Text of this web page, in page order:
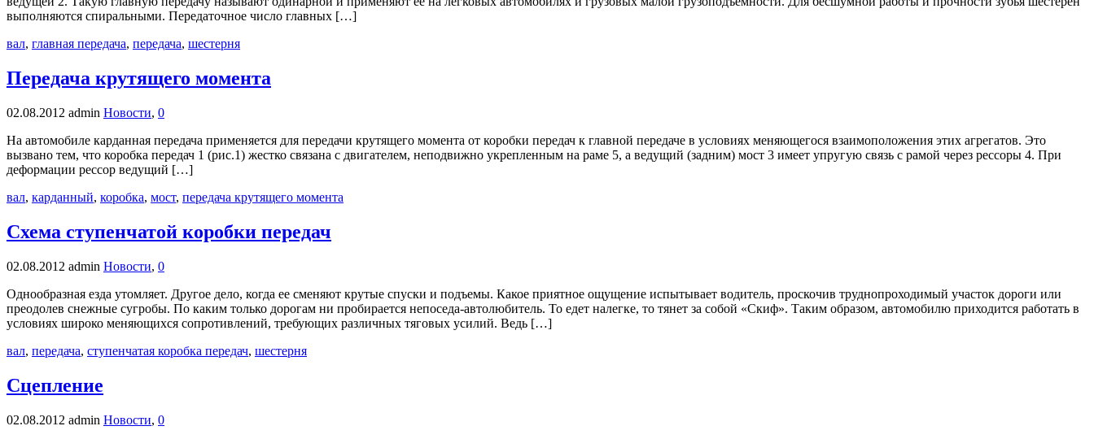
выполняются спиральными. Передаточное число главных […]
вал, главная передача, передача, шестерня
Передача крутящего момента
02.08.2012 admin Новости, 0
На автомобиле карданная передача применяется для передачи крутящего момента от коробки передач к главной передаче в условиях меняющегося взаимоположения этих агрегатов. Это
вызвано тем, что коробка передач 1 (рис.1) жестко связана с двигателем, неподвижно укрепленным на раме 5, а ведущий (задним) мост 3 имеет упругую связь с рамой через рессоры 4. При
деформации рессор ведущий […]
вал, карданный, коробка, мост, передача крутящего момента
Схема ступенчатой коробки передач
02.08.2012 admin Новости, 0
Однообразная езда утомляет. Другое дело, когда ее сменяют крутые спуски и подъемы. Какое приятное ощущение испытывает водитель, проскочив труднопроходимый участок дороги или
преодолев снежные сугробы. По каким только дорогам ни пробирается непоседа-автолюбитель. То едет налегке, то тянет за собой «Скиф». Таким образом, автомобилю приходится работать в
условиях широко меняющихся сопротивлений, требующих различных тяговых усилий. Ведь […]
вал, передача, ступенчатая коробка передач, шестерня
Сцепление
02.08.2012 admin Новости, 0